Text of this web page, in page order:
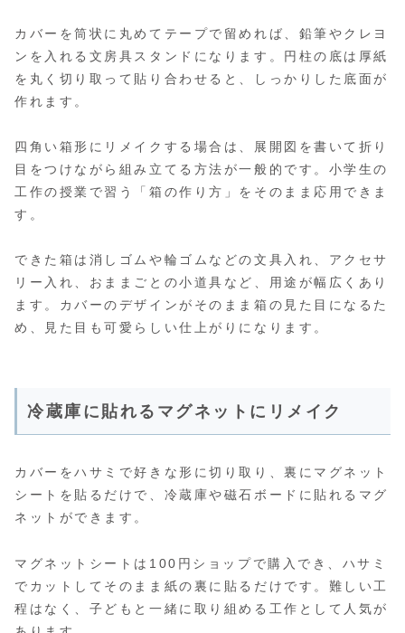
カバーを筒状に丸めてテープで留めれば、鉛筆やクレヨ
ンを入れる文房具スタンドになります。円柱の底は厚紙
を丸く切り取って貼り合わせると、しっかりした底面が
作れます。
四角い箱形にリメイクする場合は、展開図を書いて折り
目をつけながら組み立てる方法が一般的です。小学生の
工作の授業で習う「箱の作り方」をそのまま応用できま
す。
できた箱は消しゴムや輪ゴムなどの文具入れ、アクセサ
リー入れ、おままごとの小道具など、用途が幅広くあり
ます。カバーのデザインがそのまま箱の見た目になるた
め、見た目も可愛らしい仕上がりになります。
冷蔵庫に貼れるマグネットにリメイク
カバーをハサミで好きな形に切り取り、裏にマグネット
シートを貼るだけで、冷蔵庫や磁石ボードに貼れるマグ
ネットができます。
マグネットシートは100円ショップで購入でき、ハサミ
でカットしてそのまま紙の裏に貼るだけです。難しい工
程はなく、子どもと一緒に取り組める工作として人気が